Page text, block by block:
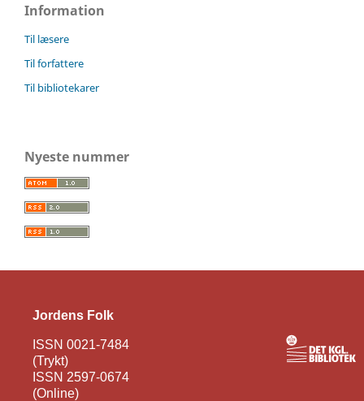
Information
Til læsere
Til forfattere
Til bibliotekarer
Nyeste nummer
Jordens Folk
ISSN 0021-7484
(Trykt)
ISSN 2597-0674
(Online)